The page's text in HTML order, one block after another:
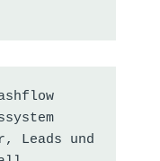
Leads und